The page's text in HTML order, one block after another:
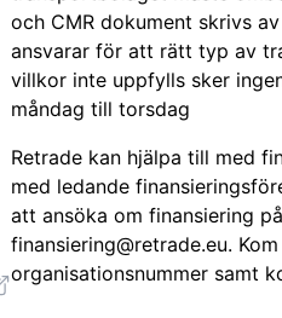
och CMR dokument skrivs
ansvarar för att rätt typ av
villkor inte uppfylls sker
måndag till torsdag
Retrade kan hjälpa till med
med ledande
att ansöka om finansiering
finansiering@retrade.eu.
organisationsnummer samt